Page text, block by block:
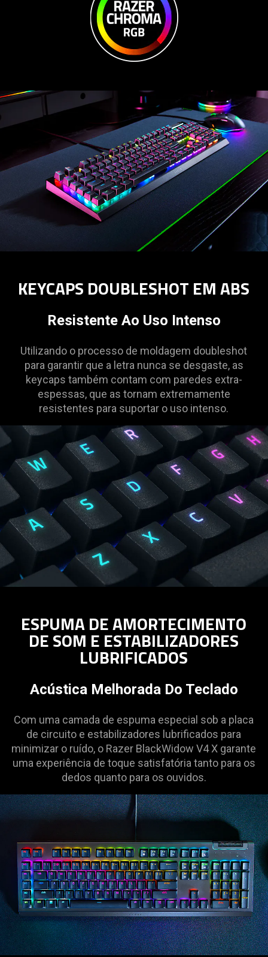
KEYCAPS DOUBLESHOT EM ABS
Resistente Ao Uso Intenso
Utilizando o processo de moldagem doubleshot
para garantir que a letra nunca se desgaste, as
keycaps também contam com paredes extra-
espessas, que as tornam extremamente
resistentes para suportar o uso intenso.
ESPUMA DE AMORTECIMENTO
DE SOM E ESTABILIZADORES
LUBRIFICADOS
Acústica Melhorada Do Teclado
Com uma camada de espuma especial sob a placa
de circuito e estabilizadores lubrificados para
minimizar o ruído, o Razer BlackWidow V4 X garante
uma experiência de toque satisfatória tanto para os
dedos quanto para os ouvidos.